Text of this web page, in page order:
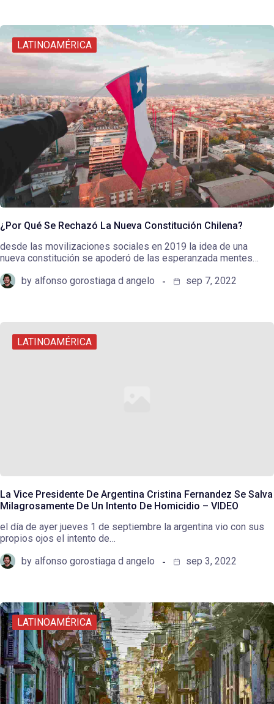
LATINOAMÉRICA
¿Por Qué Se Rechazó La Nueva Constitución Chilena?
desde las movilizaciones sociales en 2019 la idea de una
nueva constitución se apoderó de las esperanzada mentes…
by alfonso gorostiaga d angelo sep 7, 2022
LATINOAMÉRICA
La Vice Presidente De Argentina Cristina Fernandez Se Salva
Milagrosamente De Un Intento De Homicidio – VIDEO
el día de ayer jueves 1 de septiembre la argentina vio con sus
propios ojos el intento de…
by alfonso gorostiaga d angelo sep 3, 2022
LATINOAMÉRICA